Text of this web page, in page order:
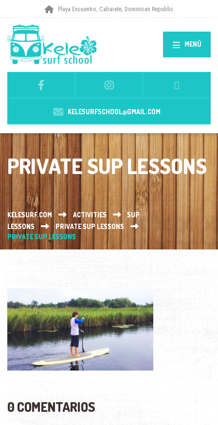
Playa Encuentro, Cabarete, Dominican Republic
MENÚ
KELESURFSCHOOL@GMAIL.COM
PRIVATE SUP LESSONS
KELESURF.COM ACTIVITIES
SUP
LESSONS
PRIVATE SUP LESSONS
PRIVATE SUP LESSONS
0 COMENTARIOS